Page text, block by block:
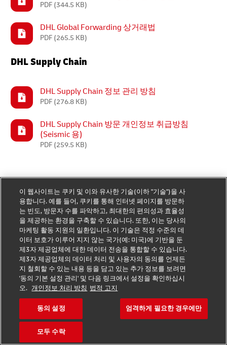
PDF (344.5 KB)
DHL Global Forwarding 상거래법
PDF (265.5 KB)
DHL Supply Chain
DHL Supply Chain 정보 관리 방침
PDF (276.8 KB)
DHL Supply Chain 방문 개인정보 취급방침
(Seismic 용)
PDF (259.5 KB)
DHL Group Data Privacy Policy
Binding Corporate Rules
Global Data Protection
Version 3
Public
Preamble
이 웹사이트는 쿠키 및 이와 유사한 기술(이하 "기술")을 사
용합니다. 예를 들어, 쿠키를 통해 인터넷 페이지를 방문하
는 빈도, 방문자 수를 파악하고, 최대한의 편의성과 효율성
을 제공하는 환경을 구축할 수 있습니다. 또한, 이는 당사의
마케팅 활동 지원의 일환입니다. 이 기술은 적정 수준의 데
이터 보호가 이루어 지지 않는 국가(예: 미국)에 기반을 둔
제3자 제공업체에 대한 데이터 전송을 통합할 수 있습니다.
제3자 제공업체의 데이터 처리 및 사용자의 동의를 언제든
지 철회할 수 있는 내용 등을 담고 있는 추가 정보를 보려면
'동의 기본 설정 관리' 및 다음 링크에서 설정을 확인하십시
오. 개인정보 처리 방침 법적 고지
동의 설정 엄격하게 필요한 경우에만
모두 수락